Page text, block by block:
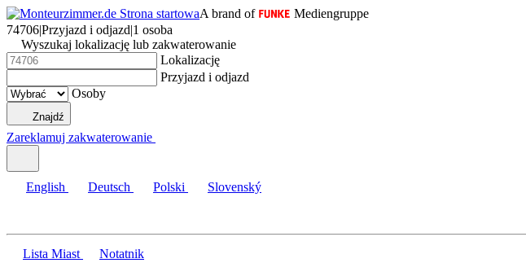
A brand of
Mediengruppe
74706|Przyjazd i odjazd|1 osoba
Wyszukaj lokalizację lub zakwaterowanie
Lokalizację
Przyjazd i odjazd
Osoby
Znajdź
Zareklamuj zakwaterowanie
English Deutsch Polski Slovenský
Lista Miast Notatnik